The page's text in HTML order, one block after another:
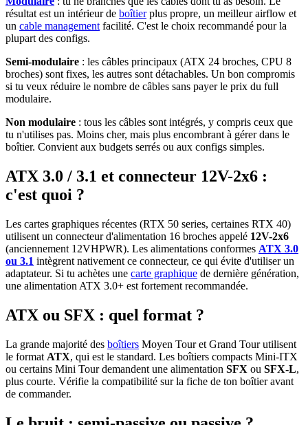
résultat est un intérieur de boîtierplus propre, un meilleur airflow et
un cable managementfacilité. C'est le choix recommandé pour la
plupart des configs.
Semi-modulaire : les câbles principaux (ATX 24 broches, CPU 8
broches) sont fixes, les autres sont détachables. Un bon compromis
si tu veux réduire le nombre de câbles sans payer le prix du full
modulaire.
Non modulaire : tous les câbles sont intégrés, y compris ceux que
tu n'utilises pas. Moins cher, mais plus encombrant à gérer dans le
boîtier. Convient aux budgets serrés ou aux configs simples.
ATX 3.0 / 3.1 et connecteur 12V-2x6 :
c'est quoi ?
Les cartes graphiques récentes (RTX 50 series, certaines RTX 40)
utilisent un connecteur d'alimentation 16 broches appelé 12V-2x6
(anciennement 12VHPWR). Les alimentations conformes ATX 3.0
ou 3.1 intègrent nativement ce connecteur, ce qui évite d'utiliser un
adaptateur. Si tu achètes une carte graphique de dernière génération,
une alimentation ATX 3.0+ est fortement recommandée.
ATX ou SFX : quel format ?
La grande majorité des boîtiers Moyen Tour et Grand Tour utilisent
le format ATX, qui est le standard. Les boîtiers compacts Mini-ITX
ou certains Mini Tour demandent une alimentation SFX ou SFX-L,
plus courte. Vérifie la compatibilité sur la fiche de ton boîtier avant
de commander.